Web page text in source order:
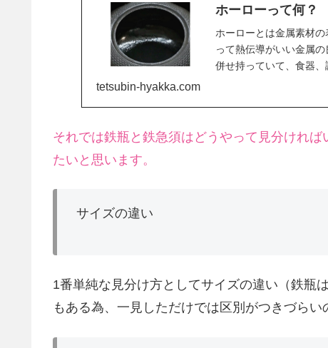
ホーローって何？
ホーローとは金属素材
って熱伝導がいい金属
併せ持っていて、食器、
tetsubin-hyakka.com
それでは鉄瓶と鉄急須はどうやって見分けれ
たいと思います。
サイズの違い
1番単純な見分け方としてサイズの違い（鉄瓶
もある為、一見しただけでは区別がつきづらい